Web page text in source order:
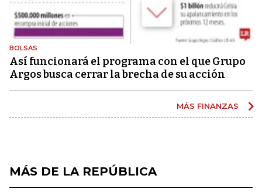
BOLSAS
Así funcionará el programa con el que Grupo
Argos busca cerrar la brecha de su acción
MÁS FINANZAS
MÁS DE LA REPÚBLICA